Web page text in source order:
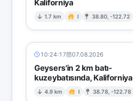
Kaliforniya
1.7 km I 38.80, -122.72
10:24:17 07.08.2026
Geysers'in 2 km batı-
kuzeybatısında, Kaliforniya
4.9 km I 38.78, -122.78